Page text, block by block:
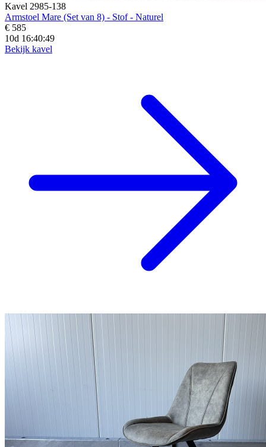
Kavel 2985-138
Armstoel Mare (Set van 8) - Stof - Naturel
€ 585
10d 16:40:48
Bekijk kavel